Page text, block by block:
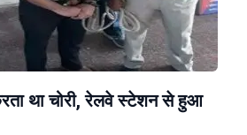
था चोरी, रेलवे स्टेशन से हुआ